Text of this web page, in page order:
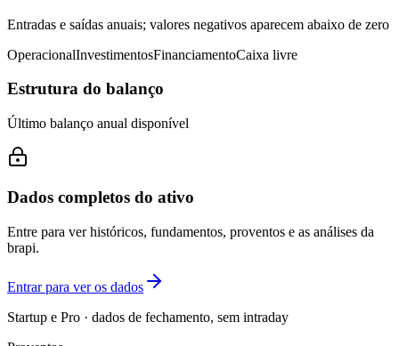
Entradas e saídas anuais; valores negativos aparecem abaixo de zero
OperacionalInvestimentosFinanciamentoCaixa livre
Estrutura do balanço
Último balanço anual disponível
Dados completos do ativo
Entre para ver históricos, fundamentos, proventos e as análises da
brapi.
Entrar para ver os dados
Startup e Pro · dados de fechamento, sem intraday